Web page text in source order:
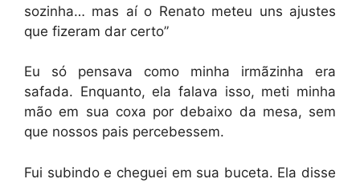
sozinha… mas aí o Renato meteu uns ajustes
que fizeram dar certo”
Eu só pensava como minha irmãzinha era
safada. Enquanto, ela falava isso, meti minha
mão em sua coxa por debaixo da mesa, sem
que nossos pais percebessem.
Fui subindo e cheguei em sua buceta. Ela disse